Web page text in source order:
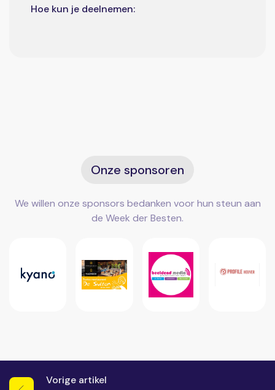
Hoe kun je deelnemen:
Onze sponsoren
We willen onze sponsors bedanken voor hun steun aan
de Week der Besten.
Vorige artikel